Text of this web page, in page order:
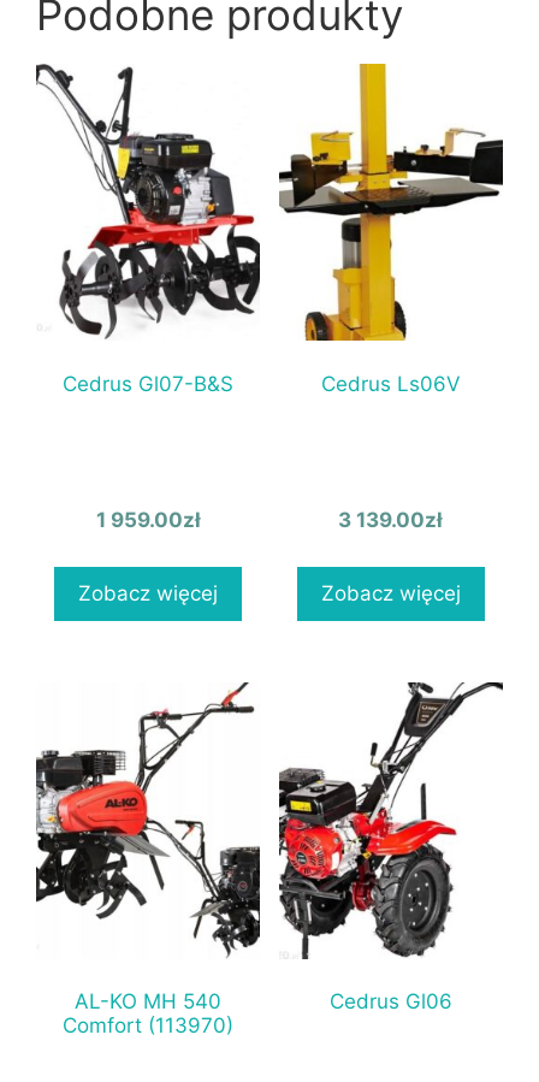
Podobne produkty
Cedrus Gl07-B&S
1 959.00zł
Zobacz więcej
Cedrus Ls06V
3 139.00zł
Zobacz więcej
AL-KO MH 540
Comfort (113970)
Cedrus Gl06